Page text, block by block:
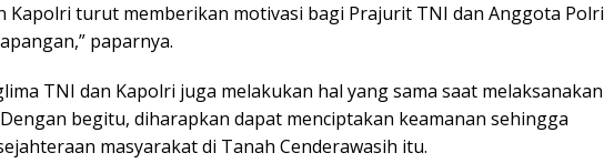
Kapolri turut memberikan motivasi bagi Prajurit TNI dan Anggota Polri
paparnya.
TNI dan Kapolri juga melakukan hal yang sama saat melaksanakan
begitu, diharapkan dapat menciptakan keamanan sehingga
masyarakat di Tanah Cenderawasih itu.